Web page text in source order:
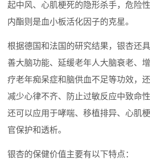
起中风、心肌梗死的隐形杀手，危险
内酯则是血小板活化因子的克星。
根据德国和法国的研究结果，银杏还
善大脑功能、延缓老年人大脑衰老、
疗老年痴呆症和脑供血不足等功效，还
减少心律不齐、防止过敏反应中致命
还可以应用于哮喘、移植排异、心肌
官保护和透析。
银杏的保健价值主要有以下特点：